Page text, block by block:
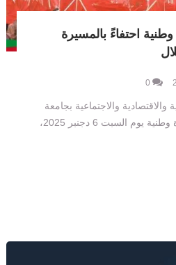
احتفاءً بالمسيرة
0
والاقتصادية والاجتماعية بجامعة
ابن زهر بأكادير لتنظيم ندوة وطنية يوم السبت 6 دجنبر 2025،